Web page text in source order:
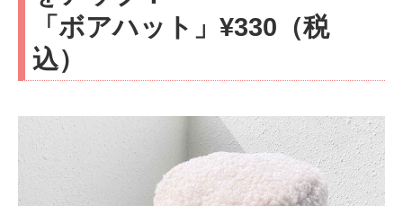
「ボアハット」¥330（税
込）